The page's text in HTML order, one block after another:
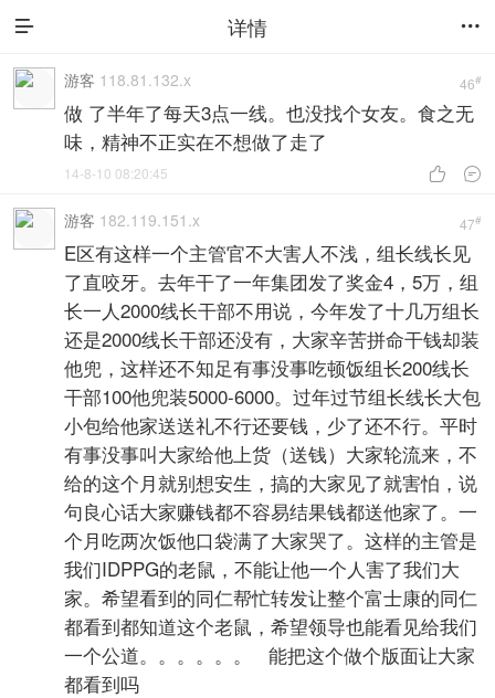
 详情 
46#
游客 118.81.132.x
做 了半年了每天3点一线。也没找个女友。食之无
味，精神不正实在不想做了走了
 
14-8-10 08:20:45
47#
游客 182.119.151.x
E区有这样一个主管官不大害人不浅，组长线长见
了直咬牙。去年干了一年集团发了奖金4，5万，组
长一人2000线长干部不用说，今年发了十几万组长
还是2000线长干部还没有，大家辛苦拼命干钱却装
他兜，这样还不知足有事没事吃顿饭组长200线长
干部100他兜装5000-6000。过年过节组长线长大包
小包给他家送送礼不行还要钱，少了还不行。平时
有事没事叫大家给他上货（送钱）大家轮流来，不
给的这个月就别想安生，搞的大家见了就害怕，说
句良心话大家赚钱都不容易结果钱都送他家了。一
个月吃两次饭他口袋满了大家哭了。这样的主管是
我们IDPPG的老鼠，不能让他一个人害了我们大
家。希望看到的同仁帮忙转发让整个富士康的同仁
都看到都知道这个老鼠，希望领导也能看见给我们
一个公道。。。。。。 能把这个做个版面让大家
都看到吗